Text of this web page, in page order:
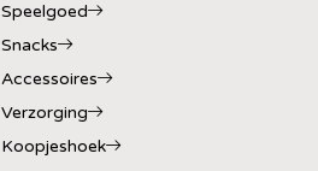
Speelgoed
Snacks
Accessoires
Verzorging
Koopjeshoek